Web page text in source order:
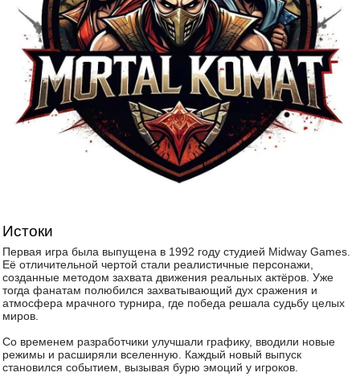
Истоки
Первая игра была выпущена в 1992 году студией Midway Games.
Её отличительной чертой стали реалистичные персонажи,
созданные методом захвата движения реальных актёров. Уже
тогда фанатам полюбился захватывающий дух сражения и
атмосфера мрачного турнира, где победа решала судьбу целых
миров.
Со временем разработчики улучшали графику, вводили новые
режимы и расширяли вселенную. Каждый новый выпуск
становился событием, вызывая бурю эмоций у игроков.